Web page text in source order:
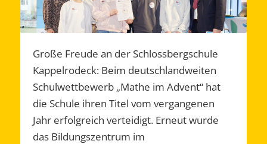
Große Freude an der Schlossbergschule
Kappelrodeck: Beim deutschlandweiten
Schulwettbewerb „Mathe im Advent“ hat
die Schule ihren Titel vom vergangenen
Jahr erfolgreich verteidigt. Erneut wurde
das Bildungszentrum im